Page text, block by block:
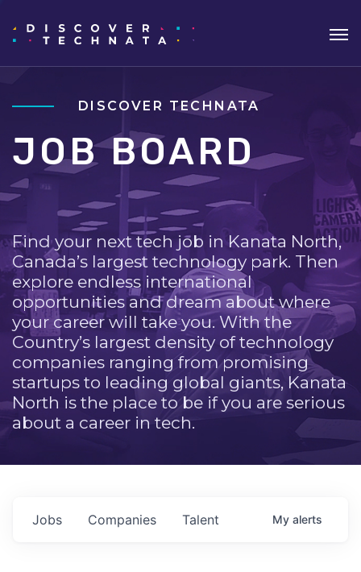
DISCOVER TECHNATA
JOB BOARD
Find your next tech job in Kanata North,
Canada’s largest technology park. Then
explore endless international
opportunities and dream about where
your career will take you. With the
Country’s largest density of technology
companies ranging from promising
startups to leading global giants, Kanata
North is the place to be if you are serious
about a career in tech.
Jobs Companies Talent My alerts